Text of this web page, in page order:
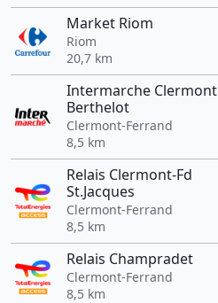
Market Riom
Riom
20,7 km
Intermarche Clermont
Berthelot
Clermont-Ferrand
8,5 km
Relais Clermont-Fd
St.Jacques
Clermont-Ferrand
8,5 km
Relais Champradet
Clermont-Ferrand
8,5 km